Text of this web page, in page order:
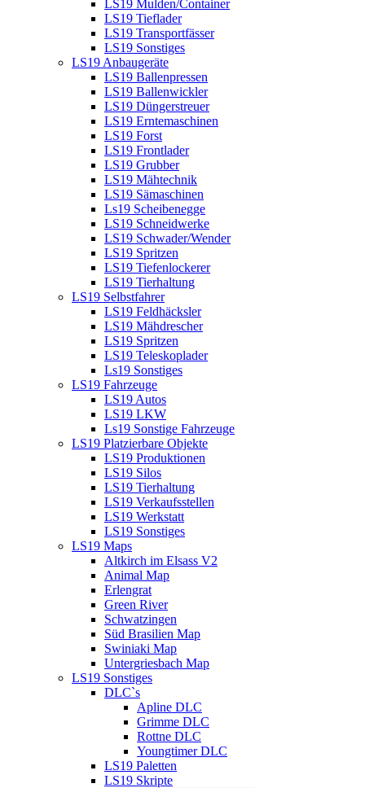
LS19 Mulden/Container
LS19 Tieflader
LS19 Transportfässer
LS19 Sonstiges
LS19 Anbaugeräte
LS19 Ballenpressen
LS19 Ballenwickler
LS19 Düngerstreuer
LS19 Erntemaschinen
LS19 Forst
LS19 Frontlader
LS19 Grubber
LS19 Mähtechnik
LS19 Sämaschinen
Ls19 Scheibenegge
LS19 Schneidwerke
LS19 Schwader/Wender
LS19 Spritzen
LS19 Tiefenlockerer
LS19 Tierhaltung
LS19 Selbstfahrer
LS19 Feldhäcksler
LS19 Mähdrescher
LS19 Spritzen
LS19 Teleskoplader
Ls19 Sonstiges
LS19 Fahrzeuge
LS19 Autos
LS19 LKW
Ls19 Sonstige Fahrzeuge
LS19 Platzierbare Objekte
LS19 Produktionen
LS19 Silos
LS19 Tierhaltung
LS19 Verkaufsstellen
LS19 Werkstatt
LS19 Sonstiges
LS19 Maps
Altkirch im Elsass V2
Animal Map
Erlengrat
Green River
Schwatzingen
Süd Brasilien Map
Swiniaki Map
Untergriesbach Map
LS19 Sonstiges
DLC`s
Apline DLC
Grimme DLC
Rottne DLC
Youngtimer DLC
LS19 Paletten
LS19 Skripte